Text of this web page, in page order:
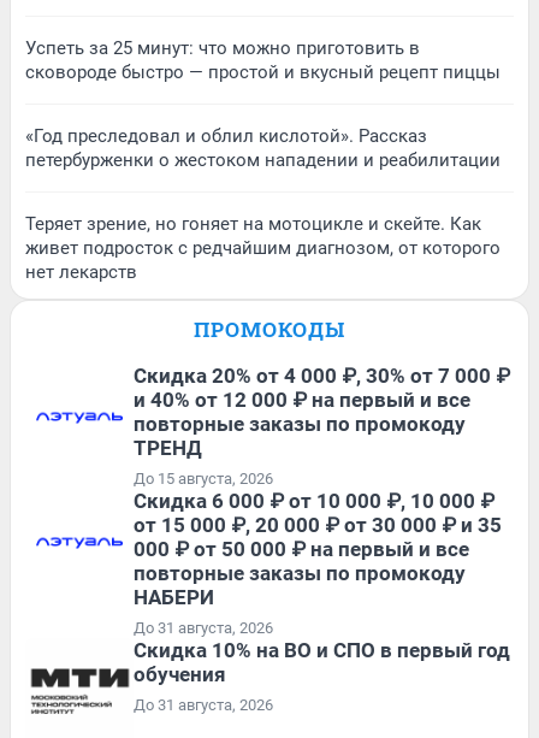
Успеть за 25 минут: что можно приготовить в
сковороде быстро — простой и вкусный рецепт пиццы
«Год преследовал и облил кислотой». Рассказ
петербурженки о жестоком нападении и реабилитации
Теряет зрение, но гоняет на мотоцикле и скейте. Как
живет подросток с редчайшим диагнозом, от которого
нет лекарств
ПРОМОКОДЫ
Скидка 20% от 4 000 ₽, 30% от 7 000 ₽
и 40% от 12 000 ₽ на первый и все
повторные заказы по промокоду
ТРЕНД
До 15 августа, 2026
Скидка 6 000 ₽ от 10 000 ₽, 10 000 ₽
от 15 000 ₽, 20 000 ₽ от 30 000 ₽ и 35
000 ₽ от 50 000 ₽ на первый и все
повторные заказы по промокоду
НАБЕРИ
До 31 августа, 2026
Скидка 10% на ВО и СПО в первый год
обучения
До 31 августа, 2026